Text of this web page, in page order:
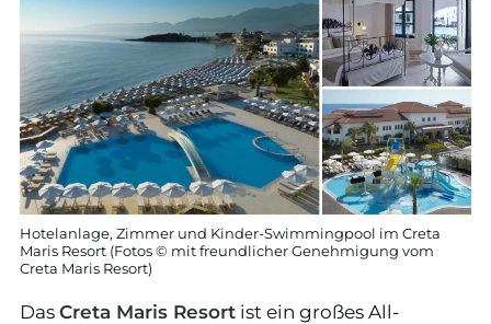
Hotelanlage, Zimmer und Kinder-Swimmingpool im Creta
Maris Resort (Fotos © mit freundlicher Genehmigung vom
Creta Maris Resort)
Das Creta Maris Resort ist ein großes All-